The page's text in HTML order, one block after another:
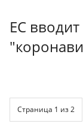
ЕС
Страница 1 из 2